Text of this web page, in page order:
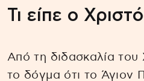
Τι είπε ο
Από τη διδασκαλία του
το δόγμα ότι το Άγιον